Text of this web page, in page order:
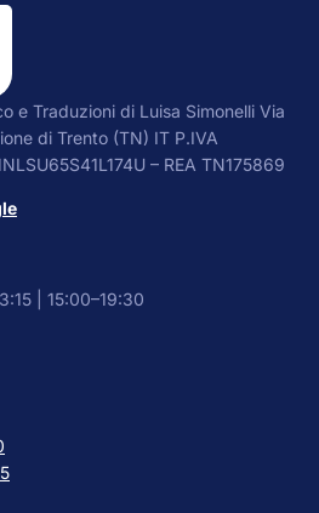
e Traduzioni di Luisa Simonelli Via
di Trento (TN) IT P.IVA
– REA TN175869
| 15:00–19:30